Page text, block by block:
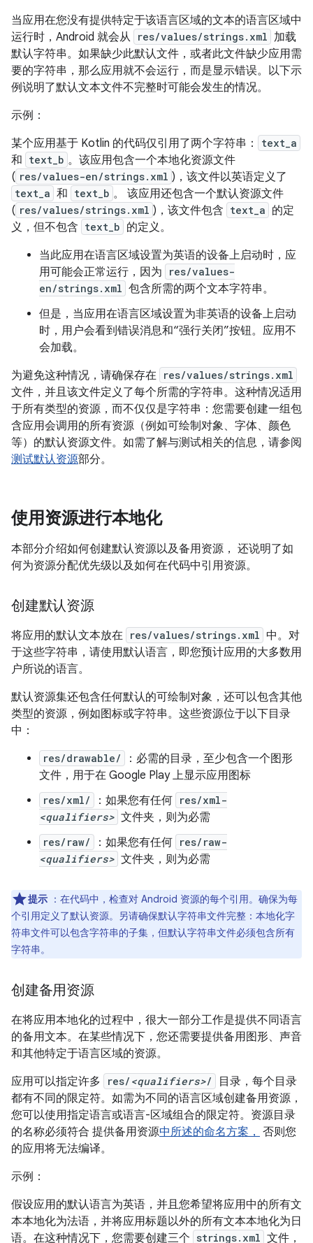
当应用在您没有提供特定于该语言区域的文本的语言区域中
运行时，Android 就会从 res/values/strings.xml 加载
默认字符串。如果缺少此默认文件，或者此文件缺少应用需
要的字符串，那么应用就不会运行，而是显示错误。以下示
例说明了默认文本文件不完整时可能会发生的情况。
示例：
某个应用基于 Kotlin 的代码仅引用了两个字符串：
text_a
和 text_b 。该应用包含一个本地化资源文件
( res/values-en/strings.xml )，该文件以英语定义了
text_a 和 text_b 。 该应用还包含一个默认资源文件
( res/values/strings.xml )，该文件包含 text_a 的定
义，但不包含 text_b 的定义。
当此应用在语言区域设置为英语的设备上启动时，应
用可能会正常运行，因为
res/values-
en/strings.xml 包含所需的两个文本字符串。
但是，当应用在语言区域设置为非英语的设备上启动
时，用户会看到错误消息和“强行关闭”按钮。应用不
会加载。
为避免这种情况，请确保存在 res/values/strings.xml
文件，并且该文件定义了每个所需的字符串。这种情况适用
于所有类型的资源，而不仅仅是字符串：您需要创建一组包
含应用会调用的所有资源（例如可绘制对象、字体、颜色
等）的默认资源文件。如需了解与测试相关的信息，请参阅
测试默认资源部分。
使用资源进行本地化
本部分介绍如何创建默认资源以及备用资源， 还说明了如
何为资源分配优先级以及如何在代码中引用资源。
创建默认资源
将应用的默认文本放在 res/values/strings.xml 中。对
于这些字符串，请使用默认语言，即您预计应用的大多数用
户所说的语言。
默认资源集还包含任何默认的可绘制对象，还可以包含其他
类型的资源，例如图标或字符串。这些资源位于以下目录
中：
res/drawable/
：必需的目录，至少包含一个图形
文件，用于在 Google Play 上显示应用图标
res/xml/ ：如果您有任何 res/xml-
<qualifiers> 文件夹，则为必需
res/raw/ ：如果您有任何 res/raw-
<qualifiers> 文件夹，则为必需
提示 ：在代码中，检查对 Android 资源的每个引用。确保为每
个引用定义了默认资源。另请确保默认字符串文件完整：本地化字
符串文件可以包含字符串的子集，但默认字符串文件必须包含所有
字符串。
创建备用资源
在将应用本地化的过程中，很大一部分工作是提供不同语言
的备用文本。在某些情况下，您还需要提供备用图形、声音
和其他特定于语言区域的资源。
应用可以指定许多
res/ <qualifiers>/
目录，每个目录
都有不同的限定符。如需为不同的语言区域创建备用资源，
您可以使用指定语言或语言-区域组合的限定符。资源目录
的名称必须符合 提供备用资源中所述的命名方案， 否则您
的应用将无法编译。
示例：
假设应用的默认语言为英语，并且您希望将应用中的所有文
本本地化为法语，并将应用标题以外的所有文本本地化为日
语。在这种情况下，您需要创建三个 strings.xml 文件，